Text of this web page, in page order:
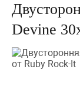
Devine